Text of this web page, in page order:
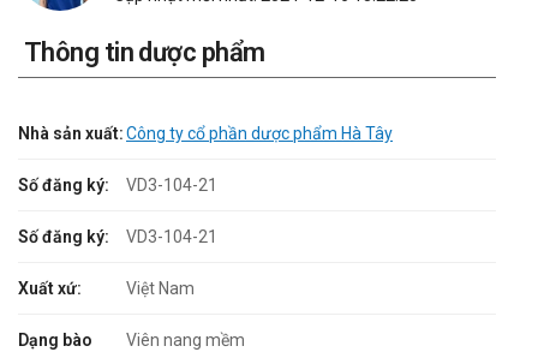
Thông tin dược phẩm
Nhà sản xuất:Công ty cổ phần dược phẩm Hà Tây
Số đăng ký: VD3-104-21
Số đăng ký: VD3-104-21
Xuất xứ: Việt Nam
Dạng bào
Viên nang mềm